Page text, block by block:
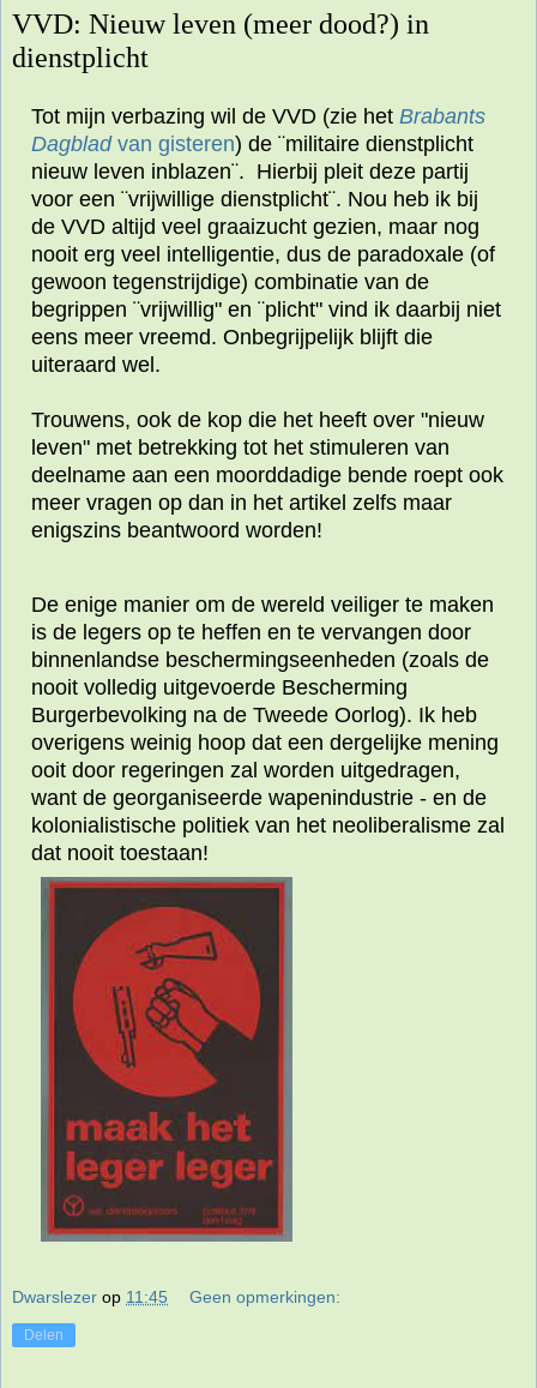
VVD: Nieuw leven (meer dood?) in
dienstplicht
Tot mijn verbazing wil de VVD (zie het Brabants
Dagblad van gisteren) de ¨militaire dienstplicht
nieuw leven inblazen¨. Hierbij pleit deze partij
voor een ¨vrijwillige dienstplicht¨. Nou heb ik bij
de VVD altijd veel graaizucht gezien, maar nog
nooit erg veel intelligentie, dus de paradoxale (of
gewoon tegenstrijdige) combinatie van de
begrippen ¨vrijwillig" en ¨plicht" vind ik daarbij niet
eens meer vreemd. Onbegrijpelijk blijft die
uiteraard wel.
Trouwens, ook de kop die het heeft over "nieuw
leven" met betrekking tot het stimuleren van
deelname aan een moorddadige bende roept ook
meer vragen op dan in het artikel zelfs maar
enigszins beantwoord worden!
De enige manier om de wereld veiliger te maken
is de legers op te heffen en te vervangen door
binnenlandse beschermingseenheden (zoals de
nooit volledig uitgevoerde Bescherming
Burgerbevolking na de Tweede Oorlog). Ik heb
overigens weinig hoop dat een dergelijke mening
ooit door regeringen zal worden uitgedragen,
want de georganiseerde wapenindustrie - en de
kolonialistische politiek van het neoliberalisme zal
dat nooit toestaan!
Dwarslezer op 11:45 Geen opmerkingen:
Delen